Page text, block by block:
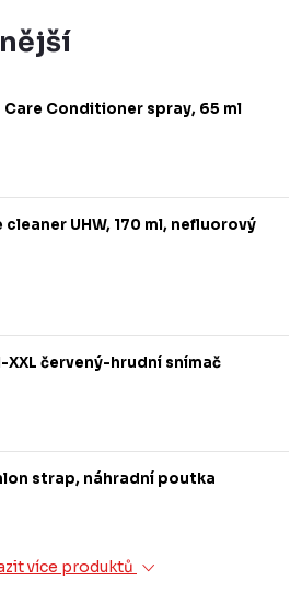
Care Conditioner spray, 65 ml
cleaner UHW, 170 ml, nefluorový
XXL červený-hrudní snímač
strap, náhradní poutka
více produktů